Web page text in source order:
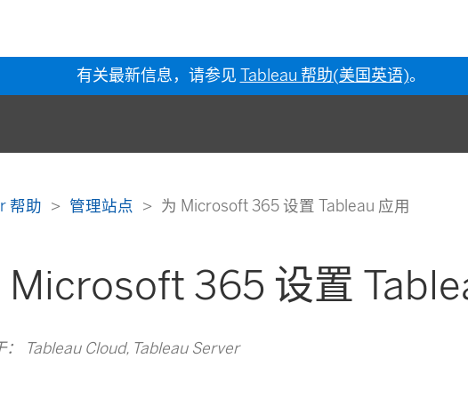
有关最新信息，请参见 Tableau 帮助(美国英语)。
帮助 管理站点 为 Microsoft 365 设置 Tableau 应用
Microsoft 365 设置
： Tableau Cloud, Tableau Server